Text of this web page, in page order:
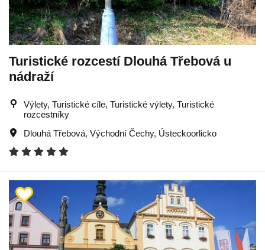
Turistické rozcestí Dlouhá Třebová u
nádraží
Výlety, Turistické cíle, Turistické výlety, Turistické
rozcestníky
Dlouhá Třebová, Východní Čechy, Ústeckoorlicko